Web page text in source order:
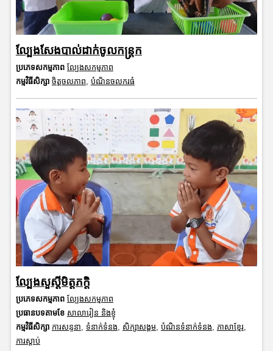
ល្បែងសែងបាល់ដាក់ចូលកន្ត្រក
ប្រភេទសកម្មភាព ល្បែងសកម្មភាព
កម្មវិធីសិក្សា ចិត្តចលភាព បំណិនចលករធំ
ល្បែងសួស្តីមិត្តភក្តិ
ប្រភេទសកម្មភាព ល្បែងសកម្មភាព
ប្រធានបទតាមខែ សាលារៀន និងខ្ញុំ
កម្មវិធីសិក្សា ការសន្ទនា ទំនាក់ទំនង សិក្សាសង្គម, បំណិនទំនាក់ទំនង ភាសាខ្មែរ,
ការស្តាប់